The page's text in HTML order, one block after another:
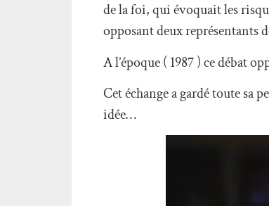
de la foi, qui évoquait les
opposant deux représentants
A l’époque ( 1987 ) ce débat
Cet échange a gardé toute sa
idée…